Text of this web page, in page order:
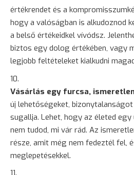
értékrendet és a
hogy a valóságban is alkudoznod
a belső értékeidkel vívódsz.
biztos egy dolog értékében, vagy
legjobb feltételeket kialkudni
Vásárlás egy furcsa,
új lehetőségeket,
sugallja. Lehet, hogy az életed egy
nem tudod, mi vár rád. Az
része, amit még nem fedeztél fel,
meglepetésekkel.